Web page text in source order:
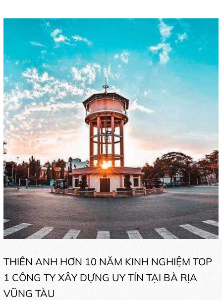
THIÊN ANH HƠN 10 NĂM KINH NGHIỆM TOP
1 CÔNG TY XÂY DỰNG UY TÍN TẠI BÀ RỊA
VŨNG TÀU